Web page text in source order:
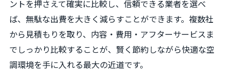
ントを押さえて確実に比較し、信頼できる業者を選べ
ば、無駄な出費を大きく減らすことができます。複数社
から見積もりを取り、内容・費用・アフターサービスま
でしっかり比較することが、賢く節約しながら快適な空
調環境を手に入れる最大の近道です。